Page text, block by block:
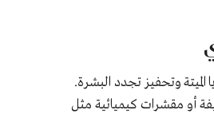
الميتة وتحفيز تجدد البشرة.
أو مقشرات كيميائية مثل